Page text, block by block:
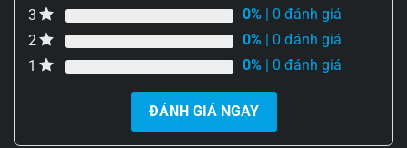
3
0% | 0 đánh giá
2
0% | 0 đánh giá
1
0% | 0 đánh giá
ĐÁNH GIÁ NGAY